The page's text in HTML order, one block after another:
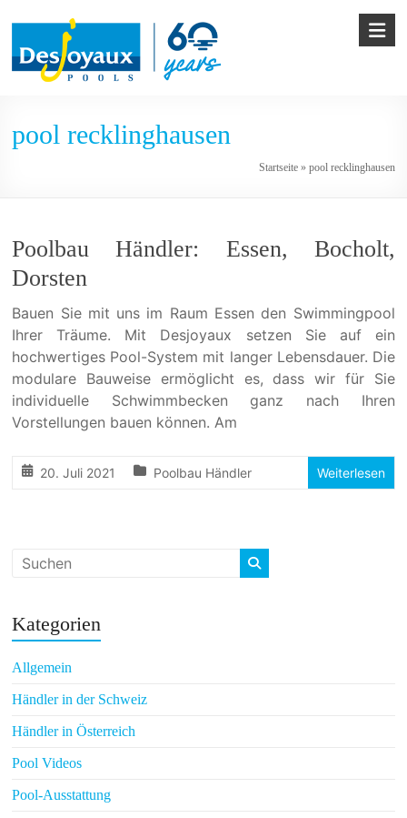
content
&
Desjoyaux
pool recklinghausen
Startseite» pool recklinghausen
Poolbau Händler: Essen, Bocholt,
Dorsten
Bauen Sie mit uns im Raum Essen den Swimmingpool
Ihrer Träume. Mit Desjoyaux setzen Sie auf ein
hochwertiges Pool-System mit langer Lebensdauer. Die
modulare Bauweise ermöglicht es, dass wir für Sie
individuelle Schwimmbecken ganz nach Ihren
Vorstellungen bauen können. Am
20. Juli 2021 Poolbau Händler Weiterlesen
Kategorien
Allgemein
Händler in der Schweiz
Händler in Österreich
Pool Videos
Pool-Ausstattung